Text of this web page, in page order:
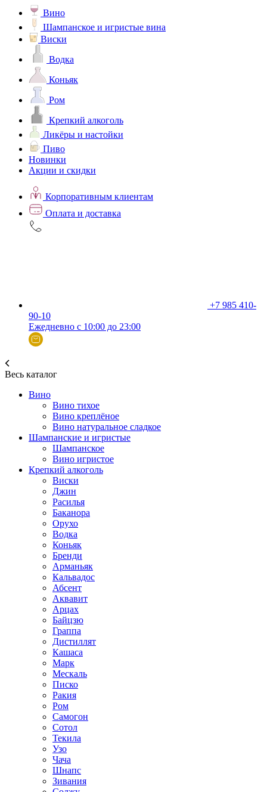
Вино
Шампанское и игристые вина
Виски
Водка
Коньяк
Ром
Крепкий алкоголь
Ликёры и настойки
Пиво
Новинки
Акции и скидки
Корпоративным клиентам
Оплата и доставка
+7 985 410-
90-10
Ежедневно с 10:00 до 23:00
Весь каталог
Вино
Вино тихое
Вино креплёное
Вино натуральное сладкое
Шампанские и игристые
Шампанское
Вино игристое
Крепкий алкоголь
Виски
Джин
Расилья
Баканора
Орухо
Водка
Коньяк
Бренди
Арманьяк
Кальвадос
Абсент
Аквавит
Арцах
Байцзю
Граппа
Дистиллят
Кашаса
Марк
Мескаль
Писко
Ракия
Ром
Самогон
Сотол
Текила
Узо
Чача
Шнапс
Зивания